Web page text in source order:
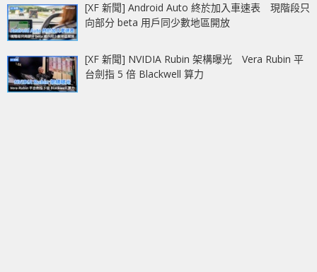
[XF 新聞] Android Auto 終於加入車速表 現階段只
向部分 beta 用戶同少數地區開放
[XF 新聞] NVIDIA Rubin 架構曝光 Vera Rubin 平
台劍指 5 倍 Blackwell 算力